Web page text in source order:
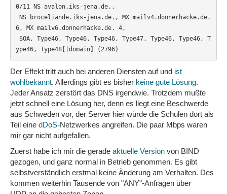
0/11 NS avalon.iks-jena.de.,
6, MX mailv6.donnerhacke.de. 4,
ype46, Type48[|domain] (2796)
Der Effekt tritt auch bei anderen Diensten auf und ist
wohlbekannt. Allerdings gibt es bisher keine gute Lösung.
Jeder Ansatz zerstört das DNS irgendwie. Trotzdem mußte
jetzt schnell eine Lösung her, denn es liegt eine Beschwerde
aus Schweden vor, der Server hier würde die Schulen dort als
Teil eine dDoS-Netzwerkes angreifen. Die paar Mbps waren
mir gar nicht aufgefallen.
Zuerst habe ich mir die gerade aktuelle Version von BIND
gezogen, und ganz normal in Betrieb genommen. Es gibt
selbstverständlich erstmal keine Änderung am Verhalten. Des
kommen weiterhin Tausende von "ANY"-Anfragen über